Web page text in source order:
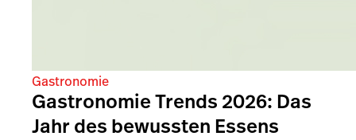
Gastronomie
Gastronomie Trends 2026: Das
Jahr des bewussten Essens